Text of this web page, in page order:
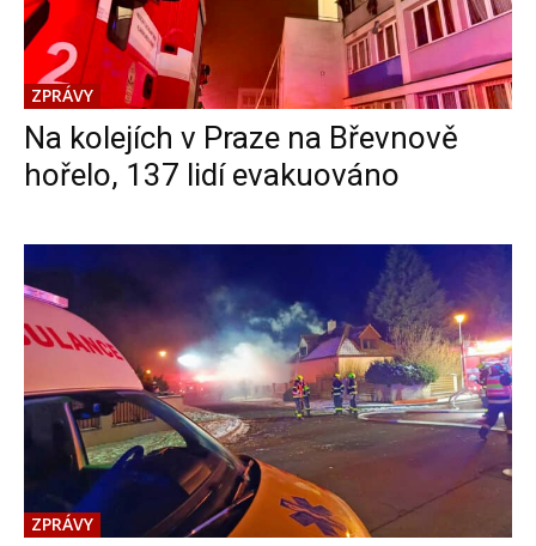
ZPRÁVY
Na kolejích v Praze na Břevnově
hořelo, 137 lidí evakuováno
ZPRÁVY